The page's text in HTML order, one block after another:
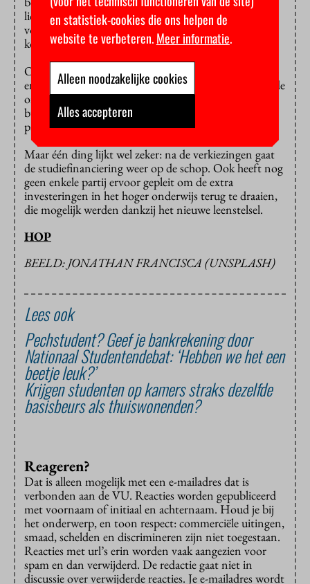
lichtingen studenten zou moeten zijn waar de partij
voor pleit? Het mag allemaal nog niet naar buiten
komen.
Ook licht de partij niet toe waarom zij aanvankelijk zo
enthousiast was over het afschaffen en wat dan voor de
ommezwaai heeft gezorgd. Dat maakt het voor een
buitenstaander lastig inschatten hoeveel waarde de
partij aan dit nieuwe standpunt hecht.
Maar één ding lijkt wel zeker: na de verkiezingen gaat
de studiefinanciering weer op de schop. Ook heeft nog
geen enkele partij ervoor gepleit om de extra
investeringen in het hoger onderwijs terug te draaien,
die mogelijk werden dankzij het nieuwe leenstelsel.
HOP
BEELD: JONATHAN FRANCISCA (UNSPLASH)
Lees ook
Pechstudent? Geef je bankrekening door
Nationaal Studentendebat: ‘Hebben we het een
beetje leuk?’
Krijgen studenten op kamers straks dezelfde
basisbeurs als thuiswonenden?
Reageren?
Dat is alleen mogelijk met een e-mailadres dat is
verbonden aan de VU. Reacties worden gepubliceerd
met voornaam of initiaal en achternaam. Houd je bij
het onderwerp, en toon respect: commerciële uitingen,
smaad, schelden en discrimineren zijn niet toegestaan.
Reacties met url’s erin worden vaak aangezien voor
spam en dan verwijderd. De redactie gaat niet in
discussie over verwijderde reacties. Je e-mailadres wordt
en statistiek-cookies die ons helpen de
website te verbeteren.Meer informatie.
Alleen noodzakelijke cookies
Alles accepteren